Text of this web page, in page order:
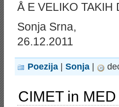
Å E VELIKO TAKIH
Sonja Srna,
26.12.2011
Poezija Sonja
CIMET in